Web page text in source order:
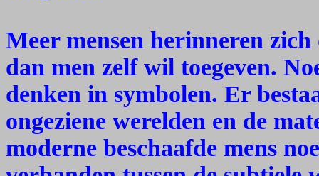
Meer mensen herinneren
dan men zelf wil toegeven.
denken in symbolen. Er
ongeziene werelden en de
moderne beschaafde mens